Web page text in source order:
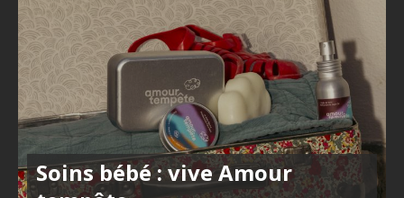
Soins bébé : vive Amour